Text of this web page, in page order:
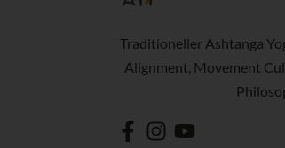
Traditioneller Ashtanga
Alignment, Movement